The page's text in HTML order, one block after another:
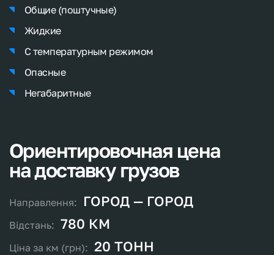
Общие (поштучные)
Жидкие
С температурным режимом
Опасные
Негабаритные
Ориентировочная цена
надоставку грузов
ГОРОД — ГОРОД
780 КМ
20 ТОНН